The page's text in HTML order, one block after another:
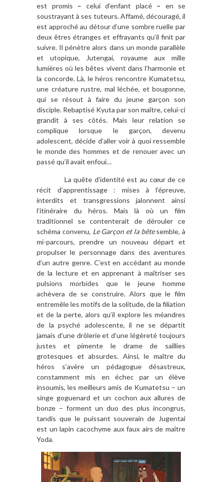
est promis – celui d’enfant placé – en se
soustrayant à ses tuteurs. Affamé, découragé, il
est approché au détour d’une sombre ruelle par
deux êtres étranges et effrayants qu’il finit par
suivre. Il pénètre alors dans un monde parallèle
et utopique, Jutengai, royaume aux mille
lumières où les bêtes vivent dans l’harmonie et
la concorde. Là, le héros rencontre Kumatetsu,
une créature rustre, mal léchée, et bougonne,
qui se résout à faire du jeune garçon son
disciple. Rebaptisé Kyuta par son maître, celui-ci
grandit à ses côtés. Mais leur relation se
complique lorsque le garçon, devenu
adolescent, décide d’aller voir à quoi ressemble
le monde des hommes et de renouer avec un
passé qu’il avait enfoui…
La quête d’identité est au cœur de ce
récit d’apprentissage : mises à l’épreuve,
interdits et transgressions jalonnent ainsi
l’itinéraire du héros. Mais là où un film
traditionnel se contenterait de dérouler ce
schéma convenu, Le Garçon et la bêtesemble, à
mi-parcours, prendre un nouveau départ et
propulser le personnage dans des aventures
d’un autre genre. C’est en accédant au monde
de la lecture et en apprenant à maîtriser ses
pulsions morbides que le jeune homme
achèvera de se construire. Alors que le film
entremêle les motifs de la solitude, de la filiation
et de la perte, alors qu’il explore les méandres
de la psyché adolescente, il ne se départit
jamais d’une drôlerie et d’une légèreté toujours
justes et pimente le drame de saillies
grotesques et absurdes. Ainsi, le maître du
héros s’avère un pédagogue désastreux,
constamment mis en échec par un élève
insoumis, les meilleurs amis de Kumatetsu – un
singe goguenard et un cochon aux allures de
bonze – forment un duo des plus incongrus,
tandis que le puissant souverain de Jugentai
est un lapin cacochyme aux faux airs de maître
Yoda.